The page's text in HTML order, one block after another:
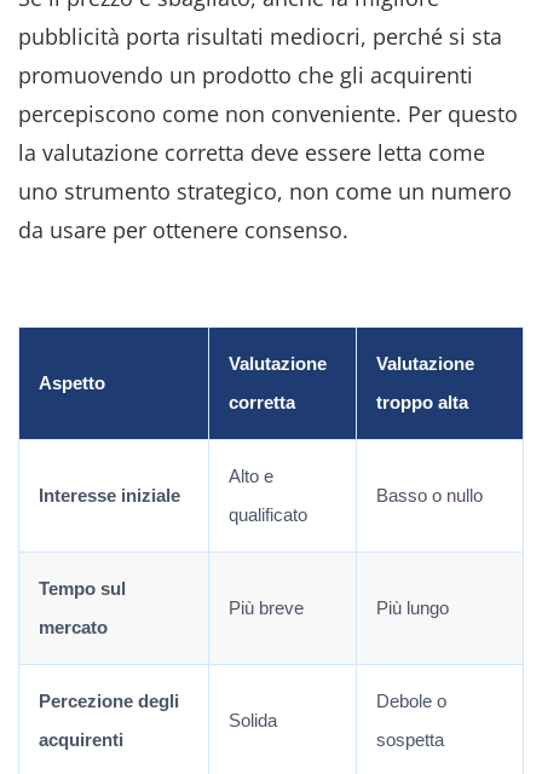
pubblicità porta risultati mediocri, perché si sta
promuovendo un prodotto che gli acquirenti
percepiscono come non conveniente. Per questo
la valutazione corretta deve essere letta come
uno strumento strategico, non come un numero
da usare per ottenere consenso.
Aspetto
Valutazione
corretta
Valutazione
troppo alta
Interesse iniziale
Alto e
qualificato
Basso o nullo
Tempo sul
mercato
Più breve Più lungo
Percezione degli
acquirenti
Solida
Debole o
sospetta